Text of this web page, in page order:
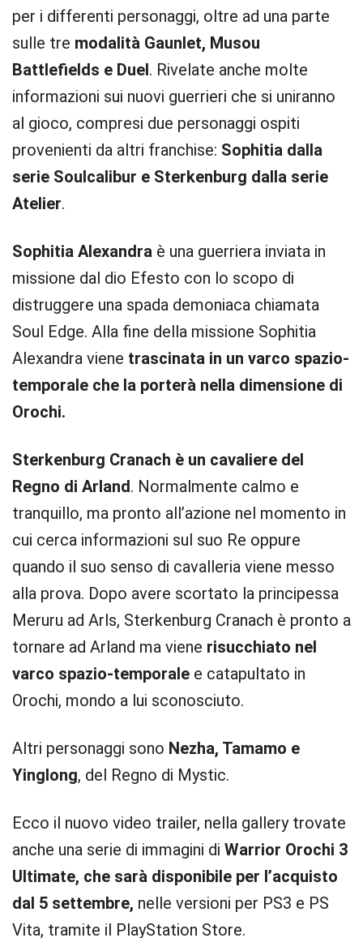
per i differenti personaggi, oltre ad una parte
sulle tre modalità Gaunlet, Musou
Battlefields e Duel. Rivelate anche molte
informazioni sui nuovi guerrieri che si uniranno
al gioco, compresi due personaggi ospiti
provenienti da altri franchise: Sophitia dalla
serie Soulcalibur e Sterkenburg dalla serie
Atelier.
Sophitia Alexandra è una guerriera inviata in
missione dal dio Efesto con lo scopo di
distruggere una spada demoniaca chiamata
Soul Edge. Alla fine della missione Sophitia
Alexandra viene trascinata in un varco spazio-
temporale che la porterà nella dimensione di
Orochi.
Sterkenburg Cranach è un cavaliere del
Regno di Arland. Normalmente calmo e
tranquillo, ma pronto all’azione nel momento in
cui cerca informazioni sul suo Re oppure
quando il suo senso di cavalleria viene messo
alla prova. Dopo avere scortato la principessa
Meruru ad Arls, Sterkenburg Cranach è pronto a
tornare ad Arland ma viene risucchiato nel
varco spazio-temporale e catapultato in
Orochi, mondo a lui sconosciuto.
Altri personaggi sono Nezha, Tamamo e
Yinglong, del Regno di Mystic.
Ecco il nuovo video trailer, nella gallery trovate
anche una serie di immagini di Warrior Orochi 3
Ultimate, che sarà disponibile per l’acquisto
dal 5 settembre, nelle versioni per PS3 e PS
Vita, tramite il PlayStation Store.